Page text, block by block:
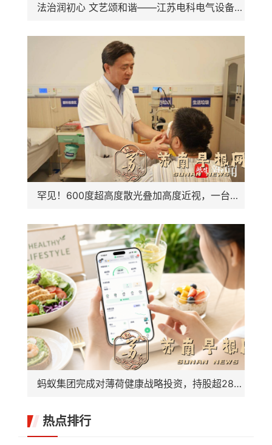
法治润初心 文艺颂和谐——江苏电科电气设备公司企业法治文艺演出
罕见！600度超高度散光叠加高度近视，一台手术解决四大眼病困扰
蚂蚁集团完成对薄荷健康战略投资，持股超28%成最大外部股东
热点排行